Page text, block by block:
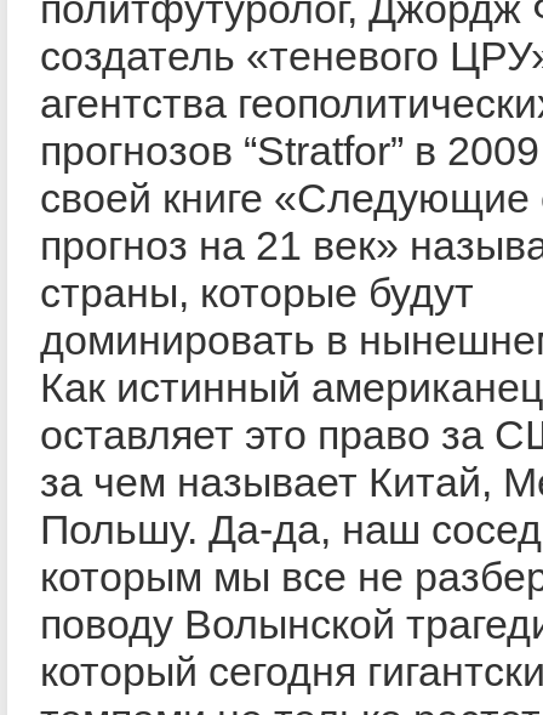
создатель «теневого
агентства
прогнозов “Stratfor” в
своей книге «Следующие
прогноз на 21 век»
страны, которые будут
доминировать в
Как истинный
оставляет это право за
за чем называет Китай,
Польшу. Да-да, наш
которым мы все не
поводу Волынской
который сегодня